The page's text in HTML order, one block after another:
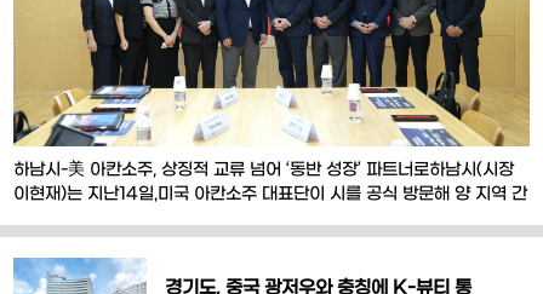
하남시-美 아칸소주, 상징적 교류 넘어 ‘동반 성장’ 파트너로​하남시(시장
이현재)는 지난14일,미국 아칸소주 대표단이 시를 공식 방문해 양 지역 간
소통 채널 개설▲대규모 개발사업 추진을 위한 협력체계 구성▲청소년 교
육·문화 교류 확대 등 다양한 분야의 협력 과제가 다뤄졌다.이번 방문은
경기도, 중국 광저우와 충칭에 K-뷰티 통